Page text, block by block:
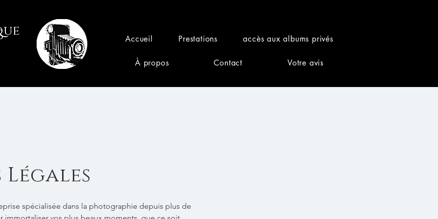
Accueil Prestations accès aux albums privés
À propos Contact Votre avis
spécialisée dans la photographie depuis plus de